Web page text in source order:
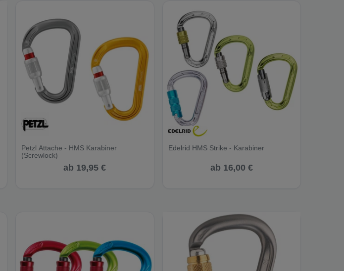
Petzl Attache - HMS Karabiner
(Screwlock)
ab 19,95 €
Edelrid HMS Strike - Karabiner
ab 16,00 €